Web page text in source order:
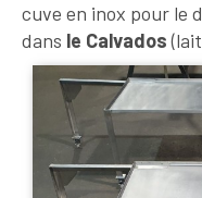
cuve en inox pour le
dans le Calvados